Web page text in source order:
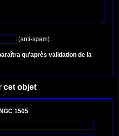
(anti-spam).
qu'après validation de la
cet objet
1505